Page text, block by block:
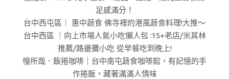
足感滿分！
台中西屯區｜ 惠中蔬食 佛寺裡的港風蔬食料理!大推～
台中西區 ｜向上市場人氣小吃懶人包 :15+老店/米其林
推薦/路邊攤小吃 從早餐吃到晚上!
慢所哉．飯捲咖啡｜台中南屯蔬食咖啡館，有記憶的手
作捲飯，藏著滿滿人情味